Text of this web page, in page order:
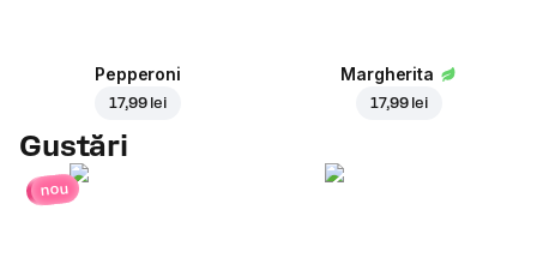
Pepperoni
17,99 lei
Margherita
17,99 lei
Gustări
nou